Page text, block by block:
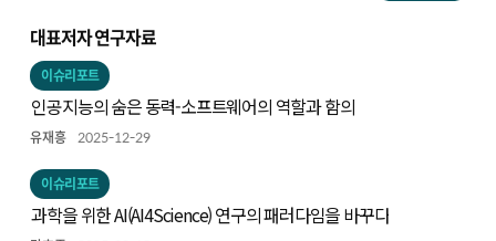
대표저자 연구자료
이슈리포트
인공지능의 숨은 동력-소프트웨어의 역할과 함의
유재흥 2025-12-29
이슈리포트
과학을 위한 AI(AI4Science) 연구의 패러다임을 바꾸다